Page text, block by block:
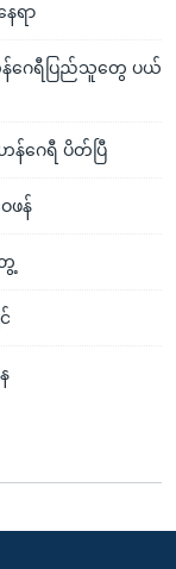
ရာ
ဂေရီပြည်သူတွေ ပယ်
န်ဂေရီ ပိတ်ပြီ
ဖန်